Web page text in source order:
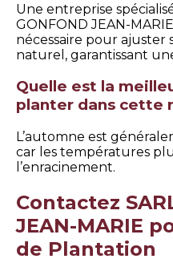
Une entreprise
GONFOND JEAN-
nécessaire pour ajuster
naturel, garantissant
Quelle est la
planter dans cette
L’automne est
car les températures
l’enracinement.
Contactez
JEAN-MARIE
de Plantation